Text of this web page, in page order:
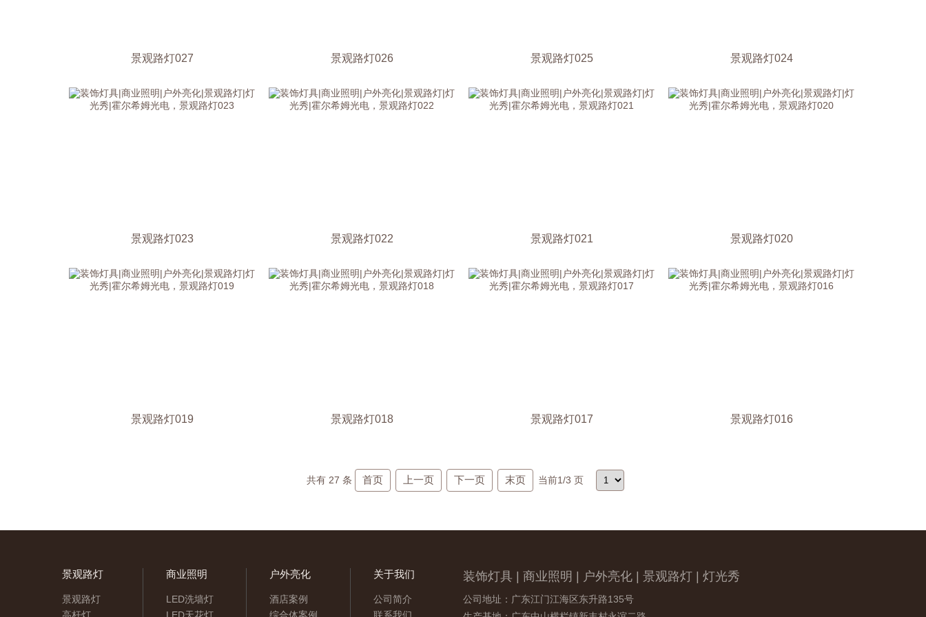
景观路灯027 景观路灯026 景观路灯025 景观路灯024
景观路灯023 景观路灯022 景观路灯021 景观路灯020
景观路灯019 景观路灯018 景观路灯017 景观路灯016
共有 27 条 首页 上一页 下一页 末页 当前1/3 页
景观路灯
景观路灯
商业照明
LED洗墙灯
户外亮化
酒店案例
关于我们
公司简介
装饰灯具 | 商业照明 | 户外亮化 | 景观路灯 | 灯光秀
公司地址：广东江门江海区东升路135号